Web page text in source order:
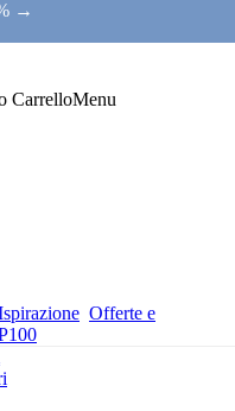
→
CarrelloMenu
Offerte e